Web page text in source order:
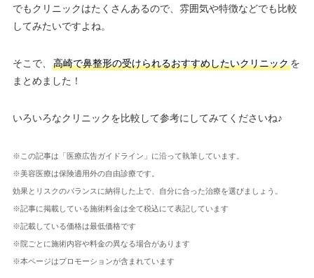
でもクリニックはたくさんあるので、雰囲気や特徴などでも比較
してみたいですよね。
そこで、 高崎で鼻整形の受けられるおすすめしたいクリニックを
まとめました！
いろいろなクリニックを比較して参考にしてみてくださいね♪
※この記事は「医療広告ガイドライン」に沿って執筆しています。
※美容医療は保険適用外の自由診療です。
効果とリスクのバランスに納得した上で、自分に合った治療を選びましょう。
※記事に掲載している施術料金は全て税込にて表記しています
※記載している価格は最低価格です
※院ごとに施術内容や料金の異なる場合があります
※本ページはプロモーションが含まれています